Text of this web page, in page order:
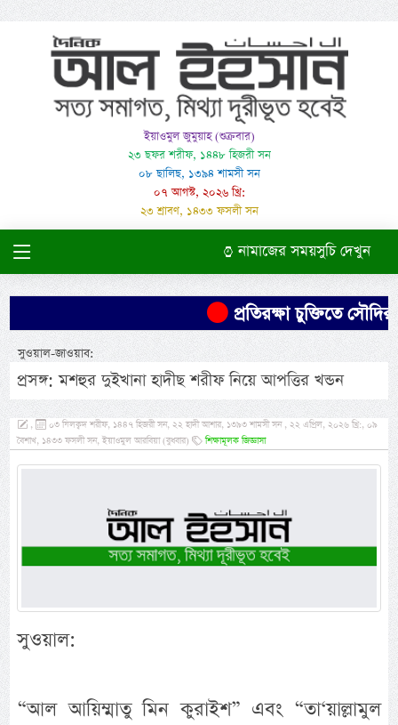
ইয়াওমুল জুমুয়াহ (শুক্রবার)
২৩ ছফর শরীফ, ১৪৪৮ হিজরী সন
০৮ ছালিছ, ১৩৯৪ শামসী সন
০৭ আগস্ট, ২০২৬ খ্রি:
২৩ শ্রাবণ, ১৪৩৩ ফসলী সন
নামাজের সময়সুচি দেখুন
প্রতিরক্ষা চুক্তিতে সৌদির
সুওয়াল-জাওয়াব:
প্রসঙ্গ: মশহুর দুইখানা হাদীছ শরীফ নিয়ে আপত্তির খন্ডন
,
০৩ যিলক্বদ শরীফ, ১৪৪৭ হিজরী সন, ২২ হাদী আশার, ১৩৯৩ শামসী সন , ২২ এপ্রিল, ২০২৬ খ্রি:, ০৯
বৈশাখ, ১৪৩৩ ফসলী সন, ইয়াওমুল আরবিয়া (বুধবার)
শিক্ষামূলক জিজ্ঞাসা
সুওয়াল:
“আল আয়িম্মাতু মিন কুরাইশ” এবং “তা‘য়াল্লামুল